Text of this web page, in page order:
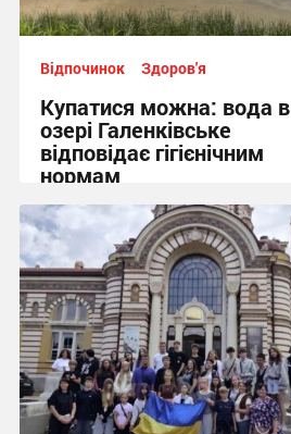
Відпочинок Здоров'я
Купатися можна: вода в
озері Галенківське
відповідає гігієнічним
нормам
10:26 вчора